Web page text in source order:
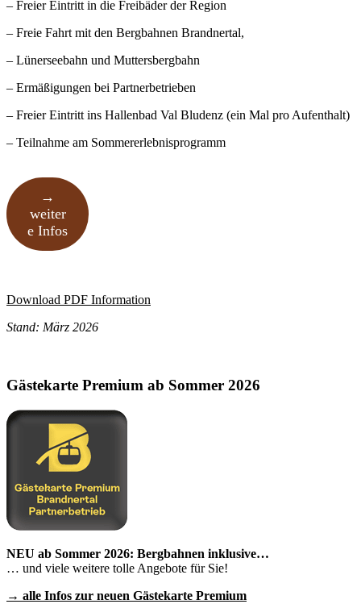
– Freier Eintritt in die Freibäder der Region
– Freie Fahrt mit den Bergbahnen Brandnertal,
– Lünerseebahn und Muttersbergbahn
– Ermäßigungen bei Partnerbetrieben
– Freier Eintritt ins Hallenbad Val Bludenz (ein Mal pro Aufenthalt)
– Teilnahme am Sommererlebnisprogramm
→
weiter
e Infos
Download PDF Information
Stand: März 2026
Gästekarte Premium ab Sommer 2026
NEU ab Sommer 2026: Bergbahnen inklusive…
… und viele weitere tolle Angebote für Sie!
→ alle Infos zur neuen Gästekarte Premium